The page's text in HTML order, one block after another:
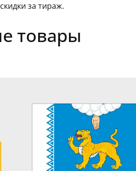
за тираж.
товары